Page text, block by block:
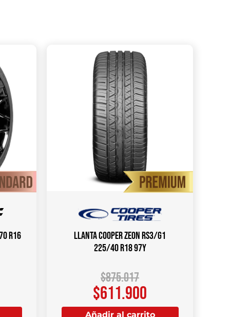
R16
Llanta COOPER ZEON RS3/G1
225/40 R18 97Y
$875.017
$611.900
Añadir al carrito